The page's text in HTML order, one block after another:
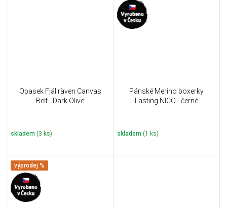
Opasek Fjällräven Canvas
Belt - Dark Olive
skladem (3 ks)
Pánské Merino boxerky
Lasting NICO - černé
skladem (1 ks)
výprodej %